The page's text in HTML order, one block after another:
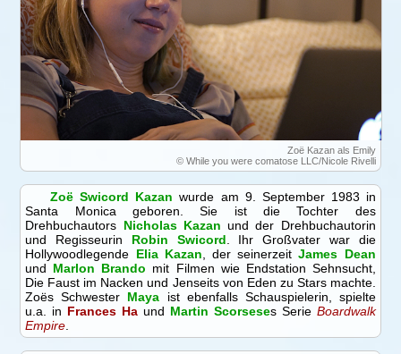
Zoë Kazan als Emily
© While you were comatose LLC/Nicole Rivelli
Zoë Swicord Kazan wurde am 9. September 1983 in
Santa Monica geboren. Sie ist die Tochter des
Drehbuchautors Nicholas Kazan und der Drehbuchautorin
und Regisseurin Robin Swicord . Ihr Großvater war die
Hollywoodlegende Elia Kazan , der seinerzeitJames Dean
und Marlon Brando mit Filmen wie Endstation Sehnsucht,
Die Faust im Nacken und Jenseits von Eden zu Stars machte.
Zoës Schwester Maya ist ebenfalls Schauspielerin, spielte
u.a. in Frances Ha und Martin Scorseses Serie Boardwalk
Empire